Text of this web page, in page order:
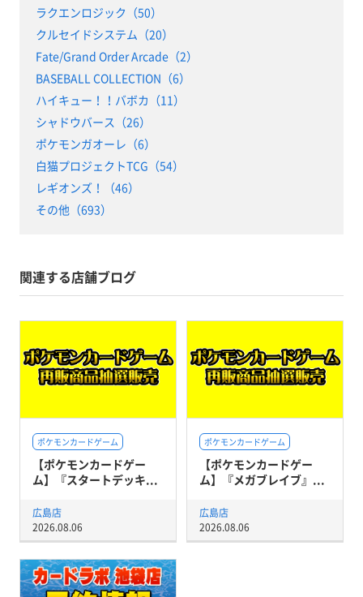
ラクエンロジック（50）
クルセイドシステム（20）
Fate/Grand Order Arcade（2）
BASEBALL COLLECTION（6）
ハイキュー！！バボカ（11）
シャドウバース（26）
ポケモンガオーレ（6）
白猫プロジェクトTCG（54）
レギオンズ！（46）
その他（693）
関連する店舗ブログ
ポケモンカードゲーム
【ポケモンカードゲー
ム】『スタートデッキ...
広島店
2026.08.06
ポケモンカードゲーム
【ポケモンカードゲー
ム】『メガブレイブ』...
広島店
2026.08.06